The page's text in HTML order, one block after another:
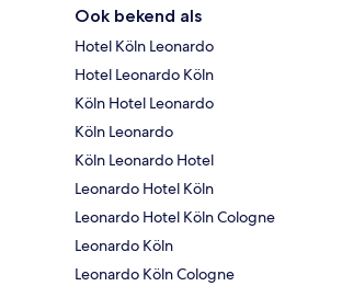
Ook bekend als
Hotel Köln Leonardo
Hotel Leonardo Köln
Köln Hotel Leonardo
Köln Leonardo
Köln Leonardo Hotel
Leonardo Hotel Köln
Leonardo Hotel Köln Cologne
Leonardo Köln
Leonardo Köln Cologne